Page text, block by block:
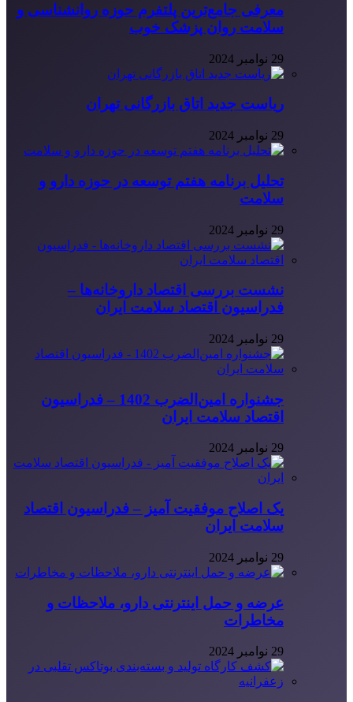
معرفی جامع‌ترین پلتفرم حوزه روانشناسی و
سلامت روان پزشک خوب
29 نوامبر 2024
ریاست جدید اتاق بازرگانی تهران
29 نوامبر 2024
تحلیل برنامه هفتم توسعه در حوزه دارو و
سلامت
29 نوامبر 2024
نشست بررسی اقتصاد داروخانه‌ها –
فدراسیون اقتصاد سلامت ایران
29 نوامبر 2024
جشنواره امین‌الضرب 1402 – فدراسیون
اقتصاد سلامت ایران
29 نوامبر 2024
یک اصلاح موفقیت آمیز – فدراسیون اقتصاد
سلامت ایران
29 نوامبر 2024
عرضه و حمل اینترنتی دارو، ملاحظات و
مخاطرات
29 نوامبر 2024